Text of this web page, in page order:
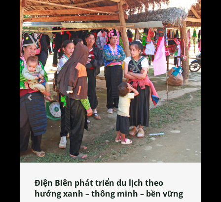
Làng làm bánh tẻ Phú Nhi – nơi lan
tỏa đặc sản xứ Đoài